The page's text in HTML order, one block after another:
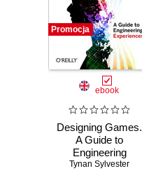
Promocja
ebook
Designing Games.
A Guide to
Engineering
Experiences
Tynan Sylvester